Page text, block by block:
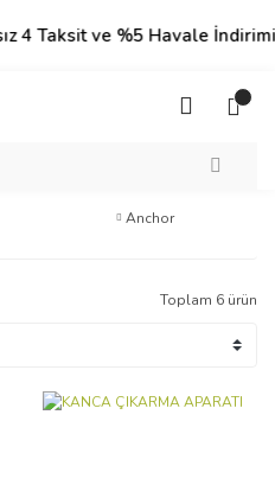
4 Taksit ve %5 Havale İndirimi!
Anchor
Toplam 6 ürün